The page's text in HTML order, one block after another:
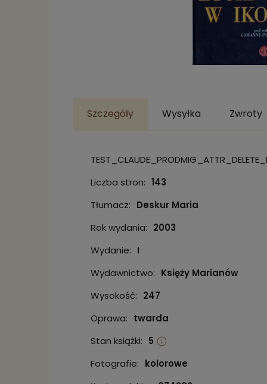
Szczegóły Wysyłka Zwroty
Liczba stron: 143
Tłumacz: Deskur Maria
Rok wydania: 2003
Wydanie: I
Wydawnictwo: Księży Marianów
Wysokość: 247
Oprawa: twarda
Stan książki: 5
Fotografie: kolorowe